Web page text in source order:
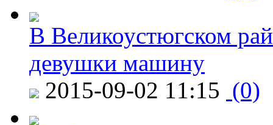
В Великоустюгском
девушки машину
2015-09-02 11:15 (0)